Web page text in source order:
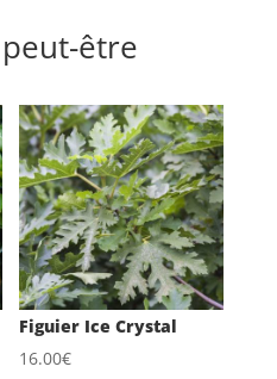
être
Figuier Ice Crystal
16.00€